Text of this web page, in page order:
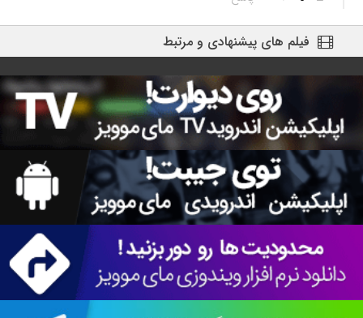
فیلم های پیشنهادی و مرتبط